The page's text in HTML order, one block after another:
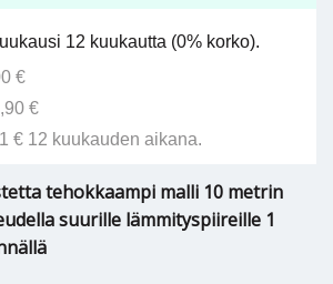
12 kuukautta (0% korko).
€
€
€ 12 kuukauden aikana.
tehokkaampi malli 10 metrin
suurille lämmityspiireille 1